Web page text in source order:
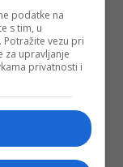
podatke na
s tim, u
vezu pri
za upravljanje
privatnosti i